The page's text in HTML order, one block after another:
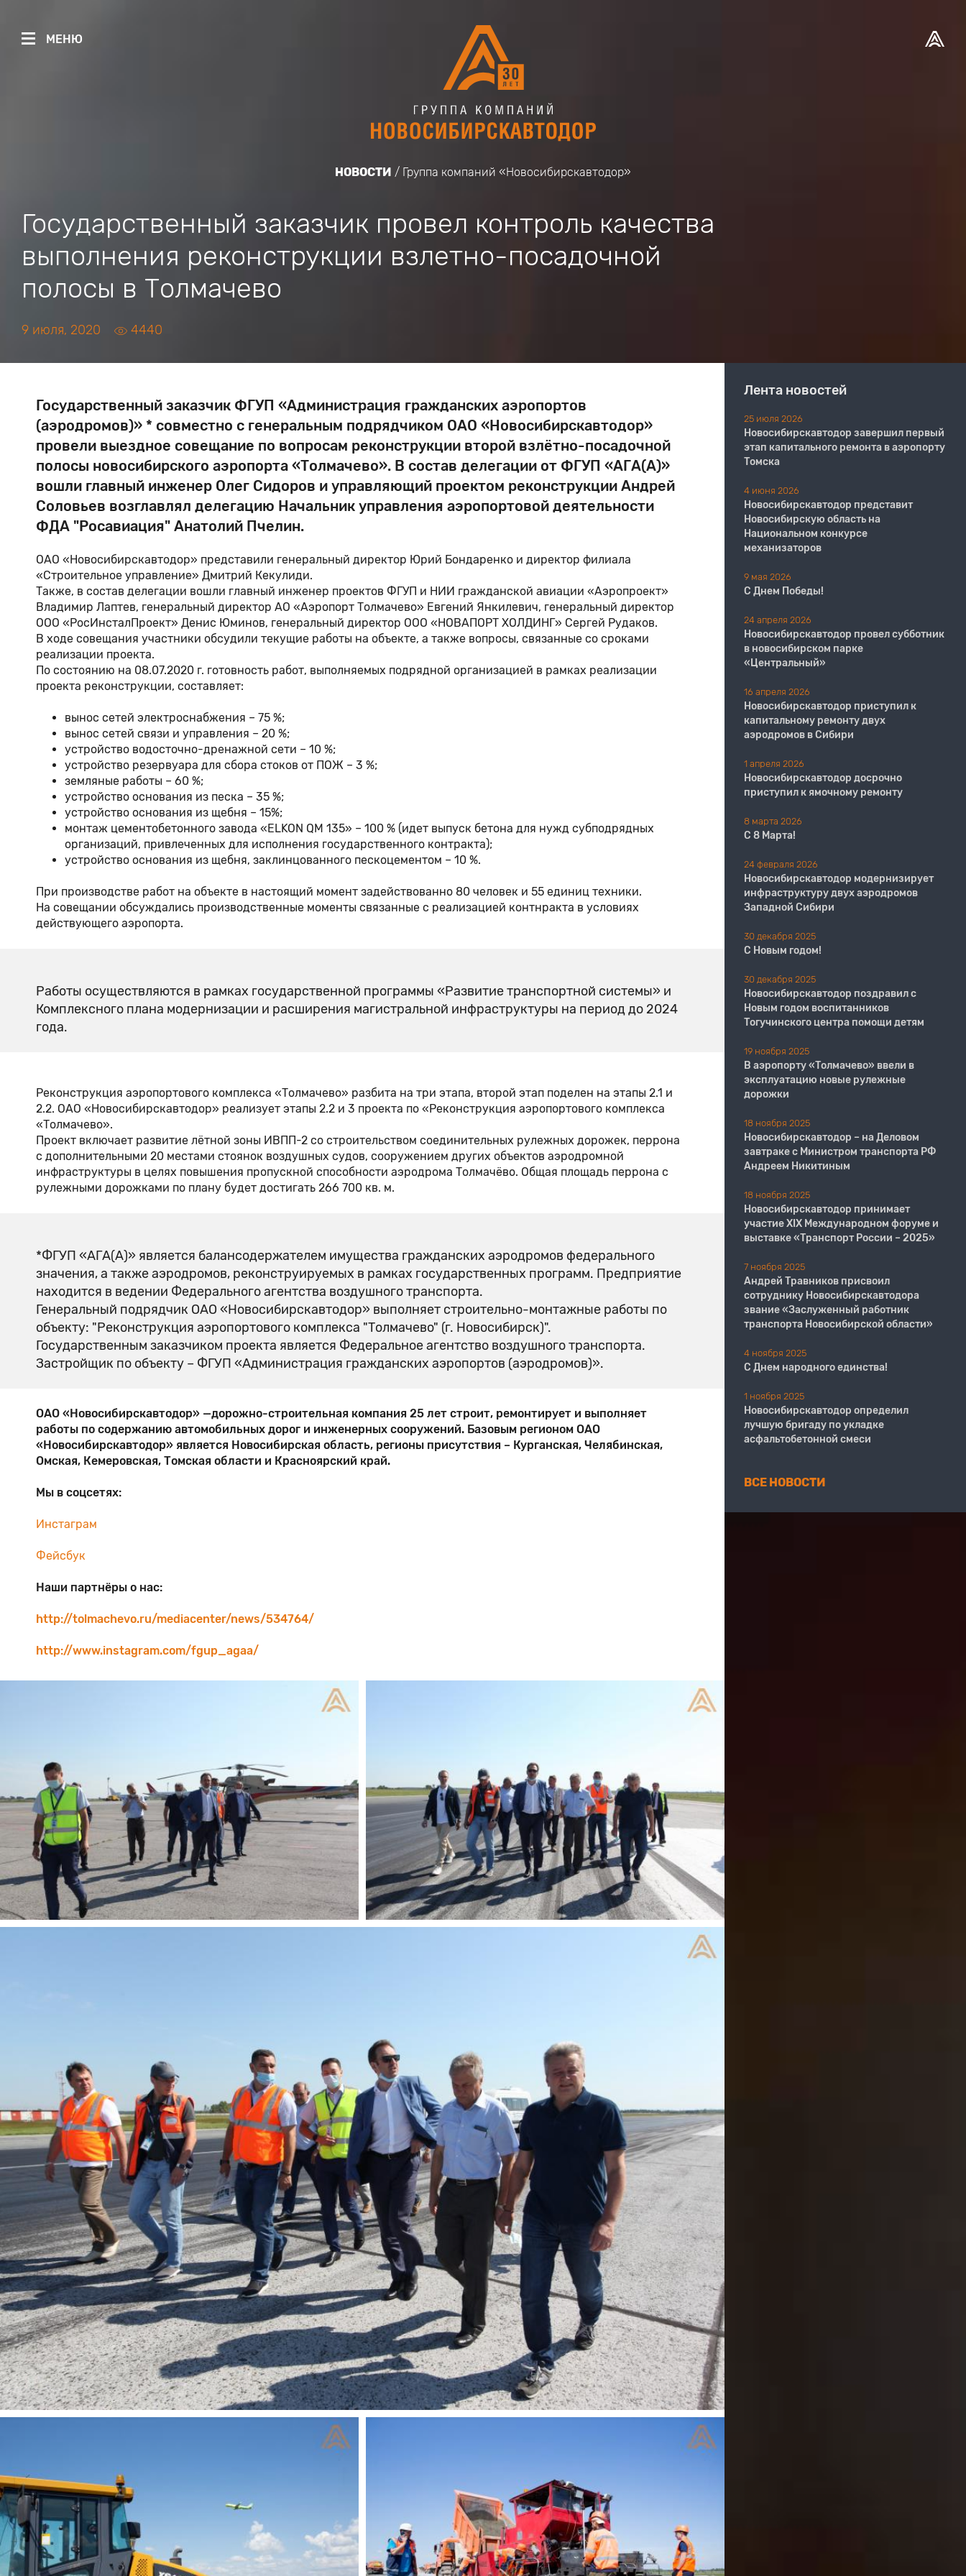
МЕНЮ
НОВОСТИ Группа компаний «Новосибирскавтодор»
Государственный заказчик провел контроль качества
выполнения реконструкции взлетно-посадочной
полосы в Толмачево
9 июля, 2020 4440
Государственный заказчик ФГУП «Администрация гражданских аэропортов
(аэродромов)» * совместно с генеральным подрядчиком ОАО «Новосибирскавтодор»
провели выездное совещание по вопросам реконструкции второй взлётно-посадочной
полосы новосибирского аэропорта «Толмачево». В состав делегации от ФГУП «АГА(А)»
вошли главный инженер Олег Сидоров и управляющий проектом реконструкции Андрей
Соловьев возглавлял делегацию Начальник управления аэропортовой деятельности
ФДА "Росавиация" Анатолий Пчелин.
ОАО «Новосибирскавтодор» представили генеральный директор Юрий Бондаренко и директор филиала
«Строительное управление» Дмитрий Кекулиди.
Также, в состав делегации вошли главный инженер проектов ФГУП и НИИ гражданской авиации «Аэропроект»
Владимир Лаптев, генеральный директор АО «Аэропорт Толмачево» Евгений Янкилевич, генеральный директор
ООО «РосИнсталПроект» Денис Юминов, генеральный директор ООО «НОВАПОРТ ХОЛДИНГ» Сергей Рудаков.
В ходе совещания участники обсудили текущие работы на объекте, а также вопросы, связанные со сроками
реализации проекта.
По состоянию на 08.07.2020 г. готовность работ, выполняемых подрядной организацией в рамках реализации
проекта реконструкции, составляет:
вынос сетей электроснабжения – 75 %;
вынос сетей связи и управления – 20 %;
устройство водосточно-дренажной сети – 10 %;
устройство резервуара для сбора стоков от ПОЖ – 3 %;
земляные работы – 60 %;
устройство основания из песка – 35 %;
устройство основания из щебня – 15%;
монтаж цементобетонного завода «ELKON QM 135» – 100 % (идет выпуск бетона для нужд субподрядных
организаций, привлеченных для исполнения государственного контракта);
устройство основания из щебня, заклинцованного пескоцементом – 10 %.
При производстве работ на объекте в настоящий момент задействованно 80 человек и 55 единиц техники.
На совещании обсуждались производственные моменты связанные с реализацией контнракта в условиях
действующего аэропорта.
Работы осуществляются в рамках государственной программы «Развитие транспортной системы» и
Комплексного плана модернизации и расширения магистральной инфраструктуры на период до 2024
года.
Реконструкция аэропортового комплекса «Толмачево» разбита на три этапа, второй этап поделен на этапы 2.1 и
2.2. ОАО «Новосибирскавтодор» реализует этапы 2.2 и 3 проекта по «Реконструкция аэропортового комплекса
«Толмачево».
Проект включает развитие лётной зоны ИВПП-2 со строительством соединительных рулежных дорожек, перрона
с дополнительными 20 местами стоянок воздушных судов, сооружением других объектов аэродромной
инфраструктуры в целях повышения пропускной способности аэродрома Толмачёво. Общая площадь перрона с
рулежными дорожками по плану будет достигать 266 700 кв. м.
*ФГУП «АГА(А)» является балансодержателем имущества гражданских аэродромов федерального
значения, а также аэродромов, реконструируемых в рамках государственных программ. Предприятие
находится в ведении Федерального агентства воздушного транспорта.
Генеральный подрядчик ОАО «Новосибирскавтодор» выполняет строительно-монтажные работы по
объекту: "Реконструкция аэропортового комплекса "Толмачево" (г. Новосибирск)".
Государственным заказчиком проекта является Федеральное агентство воздушного транспорта.
Застройщик по объекту – ФГУП «Администрация гражданских аэропортов (аэродромов)».
ОАО «Новосибирскавтодор» —дорожно-строительная компания 25 лет строит, ремонтирует и выполняет
работы по содержанию автомобильных дорог и инженерных сооружений. Базовым регионом ОАО
«Новосибирскавтодор» является Новосибирская область, регионы присутствия – Курганская, Челябинская,
Омская, Кемеровская, Томская области и Красноярский край.
Мы в соцсетях:
Инстаграм
Фейсбук
Наши партнёры о нас:
http://tolmachevo.ru/mediacenter/news/534764/
http://www.instagram.com/fgup_agaa/
Лента новостей
25 июля 2026
Новосибирскавтодор завершил первый
этап капитального ремонта в аэропорту
Томска
4 июня 2026
Новосибирскавтодор представит
Новосибирскую область на
Национальном конкурсе
механизаторов
9 мая 2026
С Днем Победы!
24 апреля 2026
Новосибирскавтодор провел субботник
в новосибирском парке
«Центральный»
16 апреля 2026
Новосибирскавтодор приступил к
капитальному ремонту двух
аэродромов в Сибири
1 апреля 2026
Новосибирскавтодор досрочно
приступил к ямочному ремонту
8 марта 2026
С 8 Марта!
24 февраля 2026
Новосибирскавтодор модернизирует
инфраструктуру двух аэродромов
Западной Сибири
30 декабря 2025
С Новым годом!
30 декабря 2025
Новосибирскавтодор поздравил с
Новым годом воспитанников
Тогучинского центра помощи детям
19 ноября 2025
В аэропорту «Толмачево» ввели в
эксплуатацию новые рулежные
дорожки
18 ноября 2025
Новосибирскавтодор – на Деловом
завтраке с Министром транспорта РФ
Андреем Никитиным
18 ноября 2025
Новосибирскавтодор принимает
участие XIX Международном форуме и
выставке «Транспорт России – 2025»
7 ноября 2025
Андрей Травников присвоил
сотруднику Новосибирскавтодора
звание «Заслуженный работник
транспорта Новосибирской области»
4 ноября 2025
С Днем народного единства!
1 ноября 2025
Новосибирскавтодор определил
лучшую бригаду по укладке
асфальтобетонной смеси
ВСЕ НОВОСТИ